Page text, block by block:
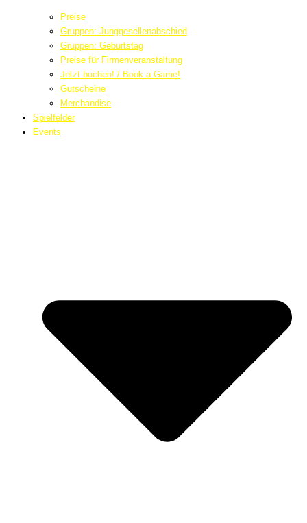
Preise
Gruppen: Junggesellenabschied
Gruppen: Geburtstag
Preise für Firmenveranstaltung
Jetzt buchen! / Book a Game!
Gutscheine
Merchandise
Spielfelder
Events